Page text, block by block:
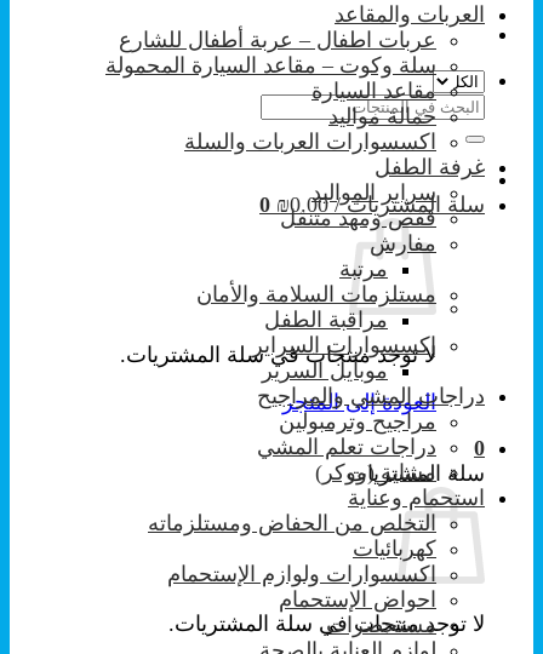
البحث
عن:
سلة المشتريات / ₪0.00
0
لا توجد منتجات في سلة المشتريات.
العودة إلى المتجر
0
سلة المشتريات
لا توجد منتجات في سلة المشتريات.
العربات والمقاعد
عربات اطفال – عربة أطفال للشارع
سلة وكوت – مقاعد السيارة المحمولة
مقاعد السيارة
حمالة مواليد
اكسسوارات العربات والسلة
غرفة الطفل
سراير المواليد
قفص ومهد متنقل
مفارش
مرتبة
مستلزمات السلامة والأمان
مراقبة الطفل
إكسسوارات السراير
موبايل السرير
دراجات المشي والمراجيح
مراجيح وترمبولين
دراجات تعلم المشي
مشاية (ووكر)
استحمام وعناية
التخلص من الحفاض ومستلزماته
كهربائيات
اكسسوارات ولوازم الإستحمام
احواض الإستحمام
مستحضرات